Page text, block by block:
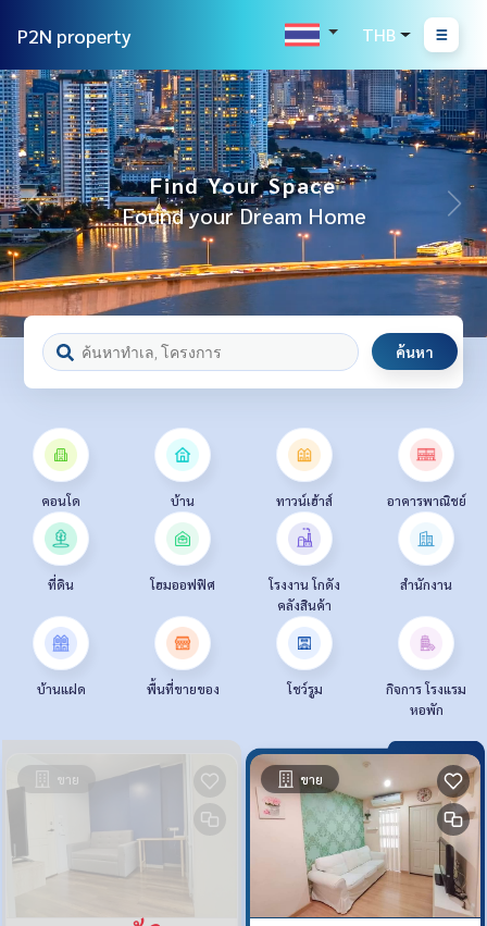
P2N property THB
Find Your Space
Found your Dream Home
ค้นหา
คอนโด บ้าน ทาวน์เฮ้าส์ อาคารพาณิชย์
ที่ดิน โฮมออฟฟิศ
โรงงาน โกดัง
คลังสินค้า
สำนักงาน
บ้านแฝด พื้นที่ขายของ โชว์รูม
กิจการ โรงแรม
หอพัก
ขาย ขาย